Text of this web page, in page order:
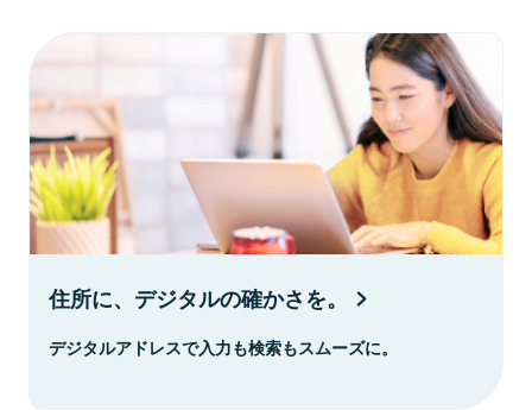
住所に、デジタルの確かさを。
デジタルアドレスで入力も検索もスムーズに。